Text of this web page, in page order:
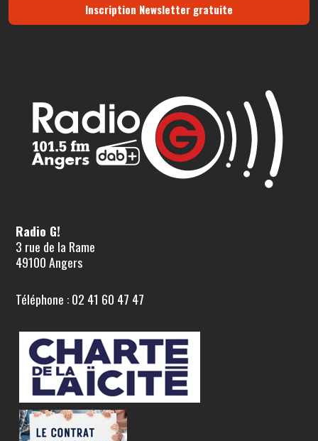
Inscription Newsletter gratuite
Radio G!
3 rue de la Rame
49100 Angers
Téléphone : 02 41 60 47 47